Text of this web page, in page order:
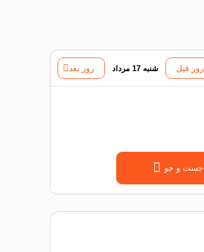
روز قبل شنبه 17 مرداد روز بعد
جست و جو